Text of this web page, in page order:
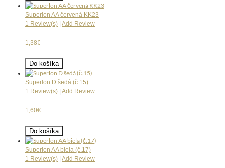
Superlon AA červená KK23
1 Review(s) Add Review
1,38€
Do košíka
Superlon D šedá (č.15)
1 Review(s) Add Review
1,60€
Do košíka
Superlon AA biela (č.17)
1 Review(s) Add Review